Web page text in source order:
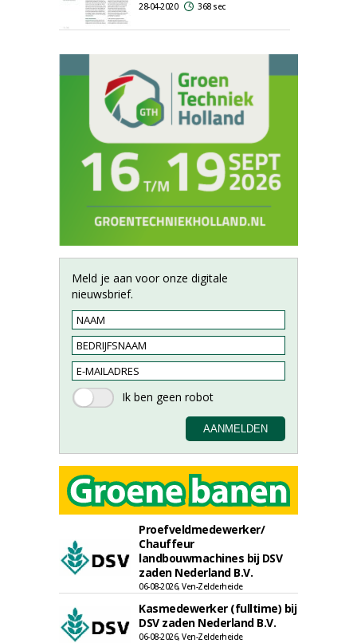
28-04-2020 368 sec
Meld je aan voor onze digitale
nieuwsbrief.
Proefveldmedewerker/
Chauffeur
landbouwmachines bij DSV
zaden Nederland B.V.
06-08-2026, Ven-Zelderheide
Kasmedewerker (fulltime) bij
DSV zaden Nederland B.V.
06-08-2026, Ven-Zelderheide